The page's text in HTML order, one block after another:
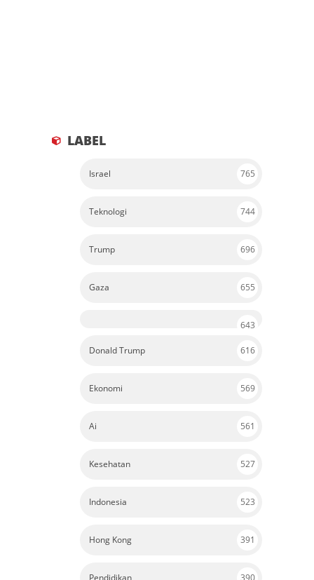
LABEL
Israel 765
Teknologi 744
Trump 696
Gaza 655
643
Donald Trump 616
Ekonomi 569
Ai 561
Kesehatan 527
Indonesia 523
Hong Kong 391
Pendidikan 390